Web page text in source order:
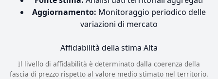
Aggiornamento: Monitoraggio periodico delle
variazioni di mercato
Affidabilità della stima Alta
Il livello di affidabilità è determinato dalla coerenza della
fascia di prezzo rispetto al valore medio stimato nel territorio.